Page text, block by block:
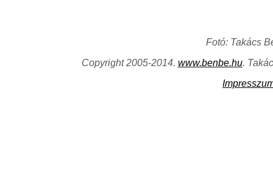
Fotó: Takács
Copyright 2005-2014. www.benbe.hu.